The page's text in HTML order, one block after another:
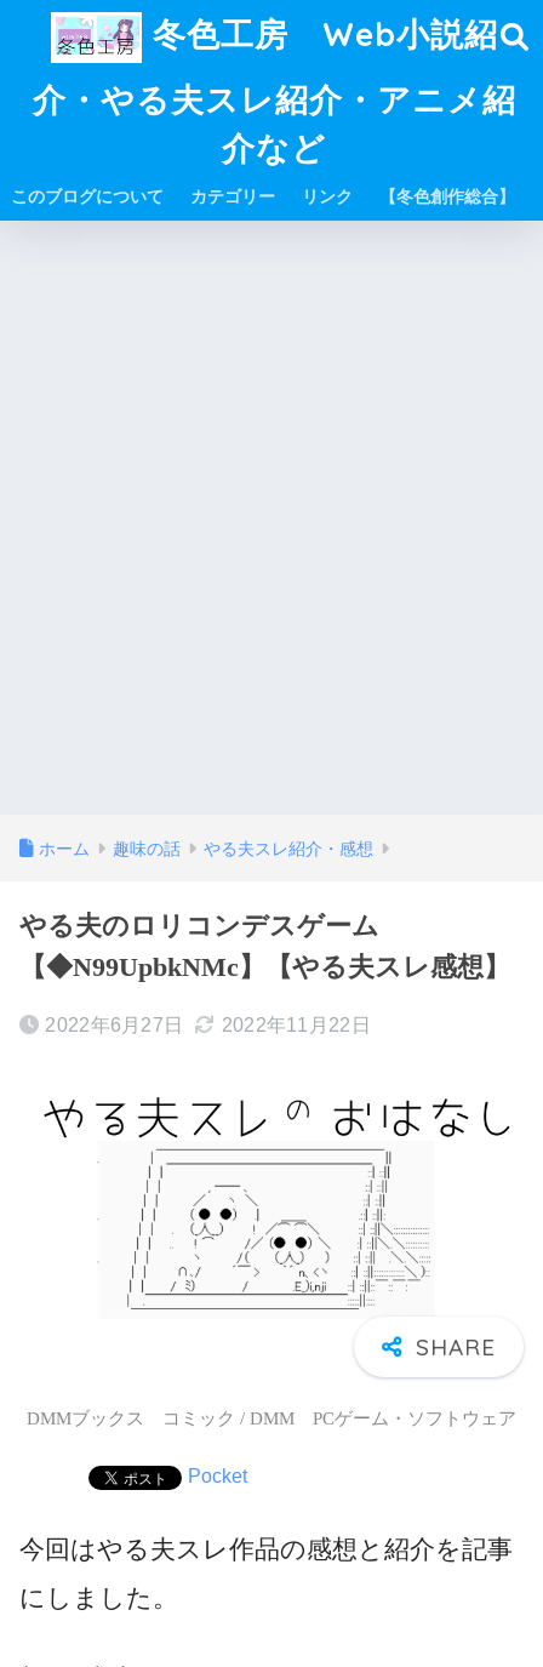
冬色工房 Web小説紹
介・やる夫スレ紹介・アニメ紹
介など
このブログについて カテゴリー リンク 【冬色創作総合】
ホーム 趣味の話 やる夫スレ紹介・感想
やる夫のロリコンデスゲーム
【◆N99UpbkNMc】【やる夫スレ感想】
2022年6月27日 2022年11月22日
DMMブックス コミック / DMM PCゲーム・ソフトウェア
Pocket
今回はやる夫スレ作品の感想と紹介を記事
にしました。